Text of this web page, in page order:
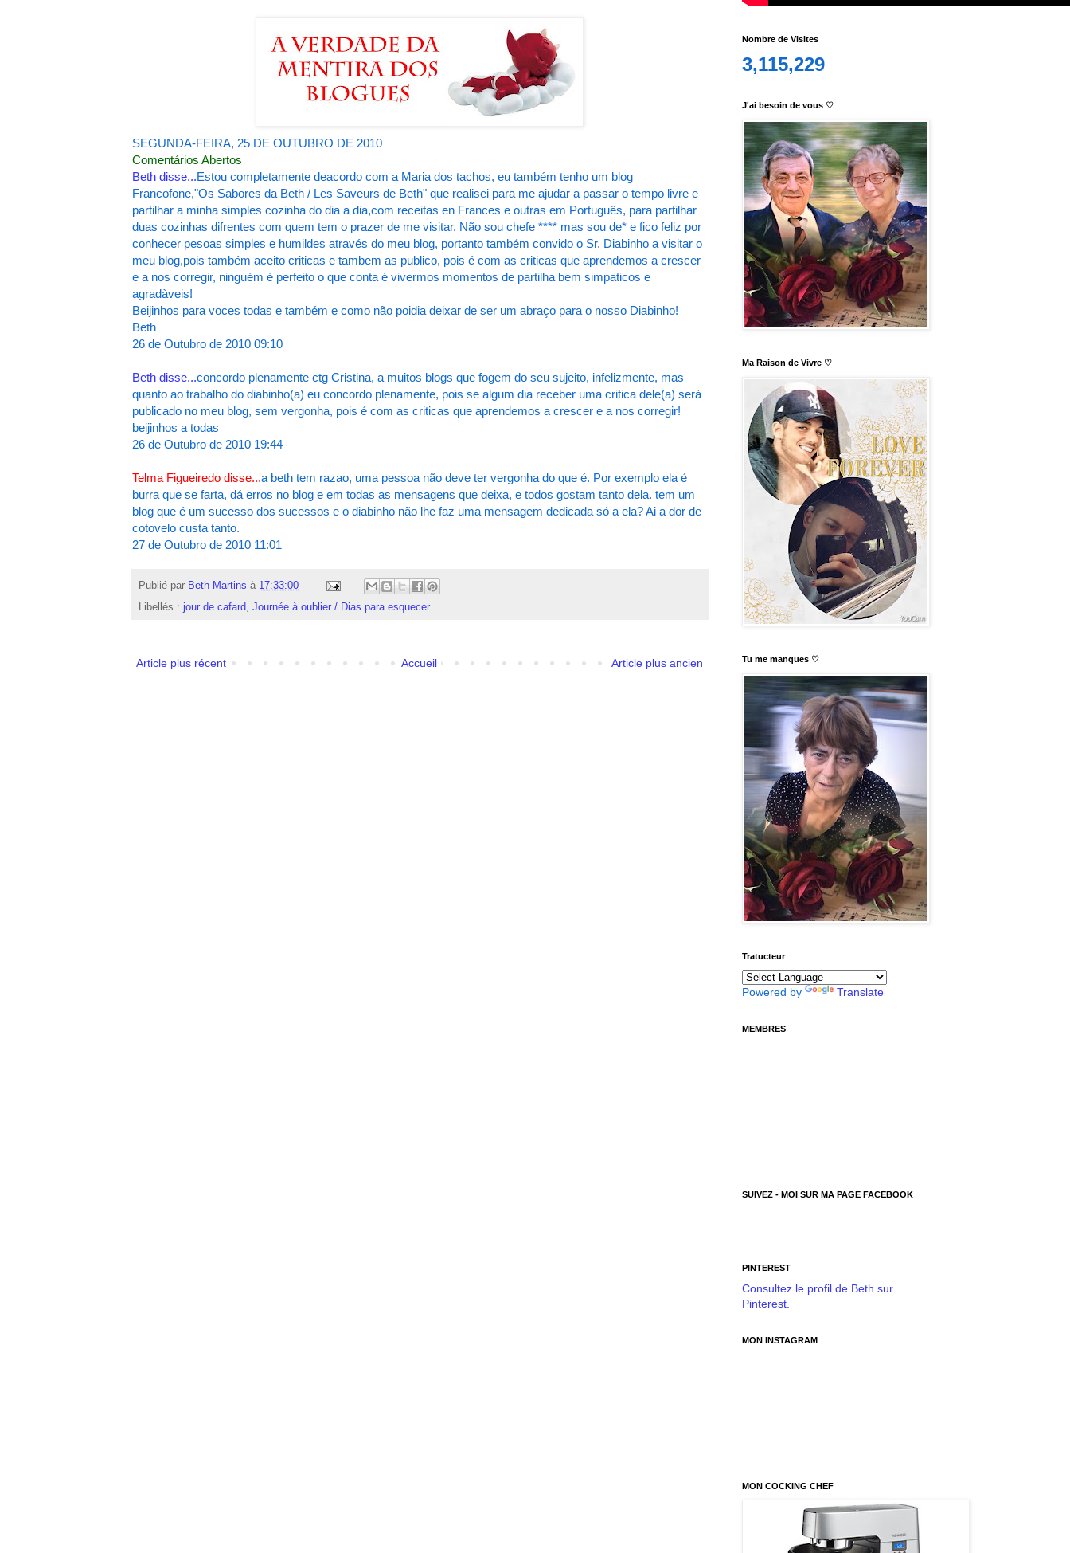
SEGUNDA-FEIRA, 25 DE OUTUBRO DE 2010
Comentários Abertos
Beth disse...Estou completamente deacordo com a Maria dos tachos, eu também tenho um blog
Francofone,"Os Sabores da Beth / Les Saveurs de Beth" que realisei para me ajudar a passar o tempo livre e
partilhar a minha simples cozinha do dia a dia,com receitas en Frances e outras em Português, para partilhar
duas cozinhas difrentes com quem tem o prazer de me visitar. Não sou chefe **** mas sou de* e fico feliz por
conhecer pesoas simples e humildes através do meu blog, portanto também convido o Sr. Diabinho a visitar o
meu blog,pois também aceito criticas e tambem as publico, pois é com as criticas que aprendemos a crescer
e a nos corregir, ninguém é perfeito o que conta é vivermos momentos de partilha bem simpaticos e
agradàveis!
Beijinhos para voces todas e também e como não poidia deixar de ser um abraço para o nosso Diabinho!
Beth
26 de Outubro de 2010 09:10
Beth disse...concordo plenamente ctg Cristina, a muitos blogs que fogem do seu sujeito, infelizmente, mas
quanto ao trabalho do diabinho(a) eu concordo plenamente, pois se algum dia receber uma critica dele(a) serà
publicado no meu blog, sem vergonha, pois é com as criticas que aprendemos a crescer e a nos corregir!
beijinhos a todas
26 de Outubro de 2010 19:44
Telma Figueiredo disse...a beth tem razao, uma pessoa não deve ter vergonha do que é. Por exemplo ela é
burra que se farta, dá erros no blog e em todas as mensagens que deixa, e todos gostam tanto dela. tem um
blog que é um sucesso dos sucessos e o diabinho não lhe faz uma mensagem dedicada só a ela? Ai a dor de
cotovelo custa tanto.
27 de Outubro de 2010 11:01
Publié par Beth Martins à 17:33:00
Libellés : jour de cafard Journée à oublier / Dias para esquecer
Article plus récent Article plus ancien
Accueil
Nombre de Visites
3,115,229
J'ai besoin de vous ♡
Ma Raison de Vivre ♡
Tu me manques ♡
Tratucteur
Powered by Translate
MEMBRES
SUIVEZ - MOI SUR MA PAGE FACEBOOK
PINTEREST
Consultez le profil de Beth sur
Pinterest.
MON INSTAGRAM
MON COCKING CHEF